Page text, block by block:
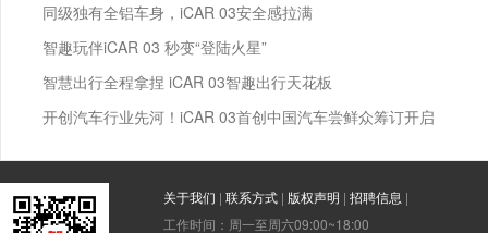
同级独有全铝车身，iCAR 03安全感拉满
智趣玩伴iCAR 03 秒变“登陆火星”
智慧出行全程拿捏 iCAR 03智趣出行天花板
开创汽车行业先河！iCAR 03首创中国汽车尝鲜众筹订开启
关于我们 | 联系方式 | 版权声明 | 招聘信息 |
工作时间：周一至周六09:00~18:00